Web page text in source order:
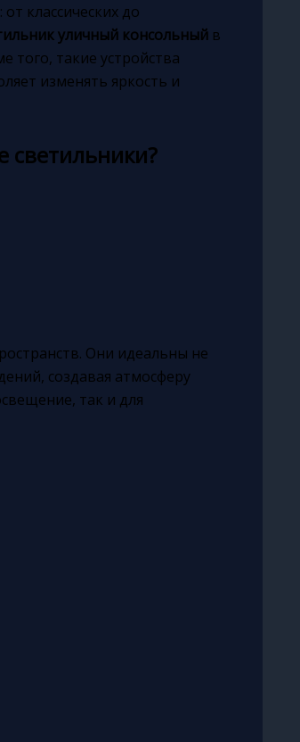
классических до
уличный консольный в
такие устройства
изменять яркость и
светильники?
Они идеальны не
создавая атмосферу
так и для